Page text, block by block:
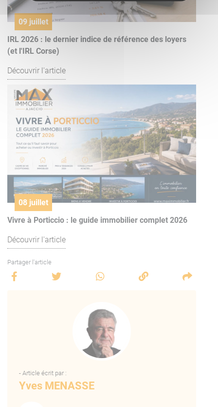
09 juillet
IRL 2026 : le dernier indice de référence des loyers
(et l'IRL Corse)
Découvrir l'article
08 juillet
Vivre à Porticcio : le guide immobilier complet 2026
Découvrir l'article
Partager l'article
- Article écrit par :
Yves MENASSE